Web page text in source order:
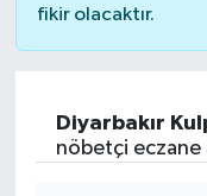
fikir olacaktır.
Diyarbakır
nöbetçi eczane